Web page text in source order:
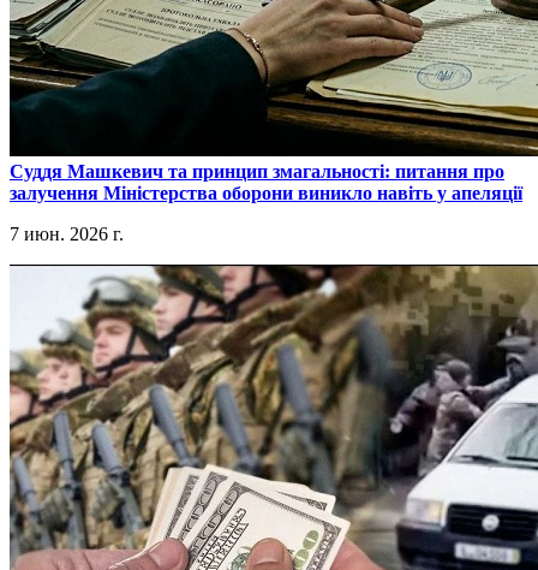
​Суддя Машкевич та принцип змагальності: питання про
залучення Міністерства оборони виникло навіть у апеляції
7 июн. 2026 г.